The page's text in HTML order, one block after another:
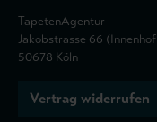
TapetenAgentur
Jakobstrasse 66
50678 Köln
Vertrag widerrufen